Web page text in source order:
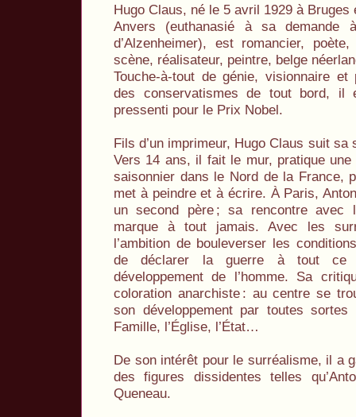
Hugo Claus, né le 5 avril 1929 à
Anvers (euthanasié à sa demande
d’Alzenheimer), est romancier,
scène, réalisateur, peintre, belge
Touche-à-tout de génie, visionnaire et
des conservatismes de tout bord, il
pressenti pour le Prix Nobel.
Fils d’un imprimeur, Hugo Claus suit
Vers 14 ans, il fait le mur, pratique
saisonnier dans le Nord de la France,
met à peindre et à écrire. À Paris,
un second père ; sa rencontre avec
marque à tout jamais. Avec les
l’ambition de bouleverser les
de déclarer la guerre à tout ce
développement de l’homme. Sa
coloration anarchiste : au centre se
son développement par toutes sortes
Famille, l’Église, l’État…
De son intérêt pour le surréalisme, il a
des figures dissidentes telles
Queneau.